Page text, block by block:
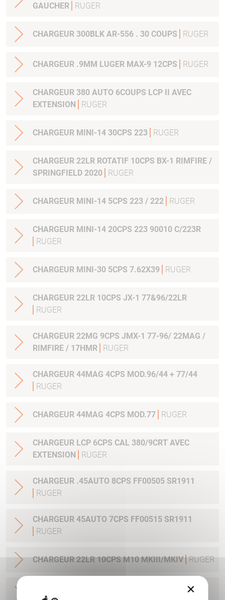
GAUCHER
RUGER
CHARGEUR 300BLK AR-556 . 30 COUPS RUGER
CHARGEUR .9MM LUGER MAX-9 12CPS RUGER
CHARGEUR 380 AUTO 6COUPS LCP II AVEC
EXTENSION
RUGER
CHARGEUR MINI-14 30CPS 223 RUGER
CHARGEUR 22LR ROTATIF 10CPS BX-1 RIMFIRE /
SPRINGFIELD 2020
RUGER
CHARGEUR MINI-14 5CPS 223 / 222 RUGER
CHARGEUR MINI-14 20CPS 223 90010 C/223R
RUGER
CHARGEUR MINI-30 5CPS 7.62X39 RUGER
CHARGEUR 22LR 10CPS JX-1 77&96/22LR
RUGER
CHARGEUR 22MG 9CPS JMX-1 77-96/ 22MAG /
RIMFIRE / 17HMR
RUGER
CHARGEUR 44MAG 4CPS MOD.96/44 + 77/44
RUGER
CHARGEUR 44MAG 4CPS MOD.77 RUGER
CHARGEUR LCP 6CPS CAL 380/9CRT AVEC
EXTENSION
RUGER
CHARGEUR .45AUTO 8CPS FF00505 SR1911
RUGER
CHARGEUR 45AUTO 7CPS FF00515 SR1911
RUGER
CHARGEUR 22LR 10CPS M10 MKIII/MKIV RUGER
CHARGEUR 45 AUTO 10CPS AMERICAN PISTOL
×